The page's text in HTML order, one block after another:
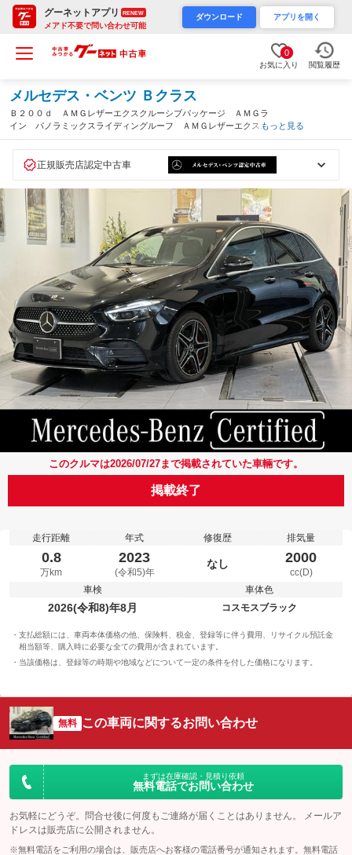
グーネットアプリ RENEW
メアド不要で問い合わせ可能
ダウンロード アプリを開く
0
お気に入り 閲覧履歴
メルセデス・ベンツ Ｂクラス
Ｂ２００ｄ ＡＭＧレザーエクスクルーシブパッケージ ＡＭＧラ
イン パノラミックスライディングルーフ ＡＭＧレザーエクスク
ルーシブパッケージ アドバンストパッケージ フルオプション車
アゲート 本（東京都）
もっと見る
正規販売店認定中古車
このクルマは2026/07/27まで掲載されていた車輛です。
掲載終了
走行距離
0.8
万km
年式
2023
(令和5)年
修復歴
なし
排気量
2000
cc(D)
車検
2026(令和8)年8月
車体色
コスモスブラック
支払総額には、車両本体価格の他、保険料、税金、登録等に伴う費用、リサイクル預託金
相当額等、購入時に必要な全ての費用が含まれています。
当該価格は、登録等の時期や地域などについて一定の条件を付した価格になります。
無料 この車両に関するお問い合わせ
まずは在庫確認・見積り依頼
無料電話でお問い合わせ
お気軽にどうぞ。問合せ後に何度もご連絡が届くことはありません。 メールア
ドレスは販売店に公開されません。
※無料電話をご利用の場合は、販売店へお客様の電話番号が通知されます。無料電話